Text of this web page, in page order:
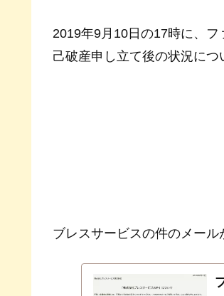
2019年9月10日の17時に、
己破産申し立て後の状況につ
ブレスサービスの件のメール